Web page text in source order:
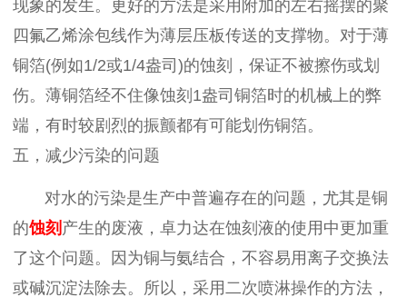
现象的发生。更好的方法是采用附加的左右摇摆的聚
四氟乙烯涂包线作为薄层压板传送的支撑物。对于薄
铜箔(例如1/2或1/4盎司)的蚀刻，保证不被擦伤或划
伤。薄铜箔经不住像蚀刻1盎司铜箔时的机械上的弊
端，有时较剧烈的振颤都有可能划伤铜箔。
五，减少污染的问题
对水的污染是生产中普遍存在的问题，尤其是铜
的蚀刻 产生的废液，卓力达在蚀刻液的使用中更加重
了这个问题。因为铜与氨结合，不容易用离子交换法
或碱沉淀法除去。所以，采用二次喷淋操作的方法，